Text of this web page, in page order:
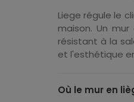
Liege régule le
maison. Un
résistant à la
et l'esthétique
Où le mur en